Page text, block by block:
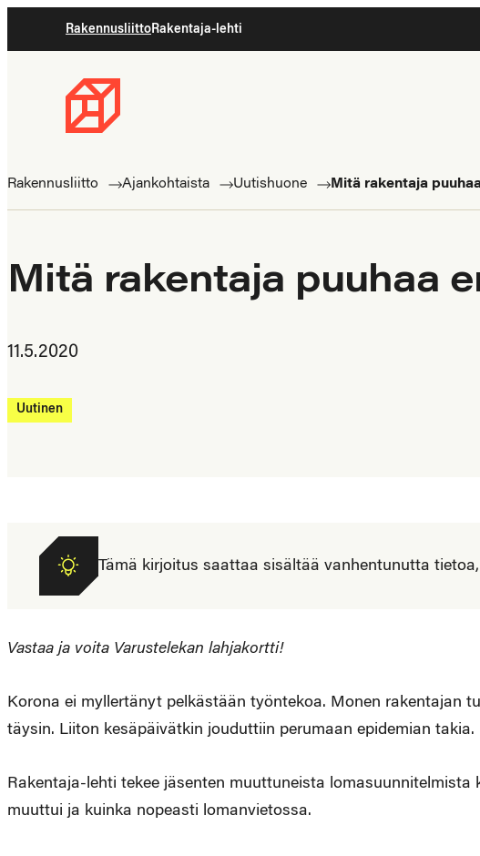
suoraan
RakennusliittoRakentaja-lehti
Rakennusliitto
ammattilaisten
Rakennusliitto Ajankohtaista Uutishuone Mitä rakentaja
Mitä rakentaja puuhaa
11.5.2020
Uutinen
Tämä kirjoitus saattaa sisältää vanhentunutta
Vastaa ja voita Varustelekan lahjakortti!
Korona ei myllertänyt pelkästään työntekoa. Monen rakentajan
täysin. Liiton kesäpäivätkin jouduttiin perumaan epidemian takia.
Rakentaja-lehti tekee jäsenten muuttuneista lomasuunnitelmista
muuttui ja kuinka nopeasti lomanvietossa.